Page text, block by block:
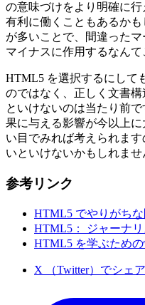
の意味づけをより明確に
有利に働くこともあるか
が多いことで、間違ったマ
マイナスに作用するなん
HTML5 を選択するにして
のではなく、正しく文書
といけないのは当たり前
果に与える影響が今以上
い目でみれば考えられま
いといけないかもしれませ
参考リンク
HTML5 でやりがち
HTML5： ジャーナ
HTML5 を学ぶため
X （Twitter）でシェア